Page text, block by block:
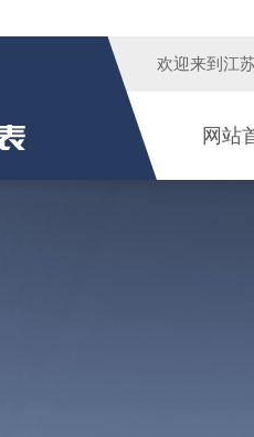
欢迎来到江
网站